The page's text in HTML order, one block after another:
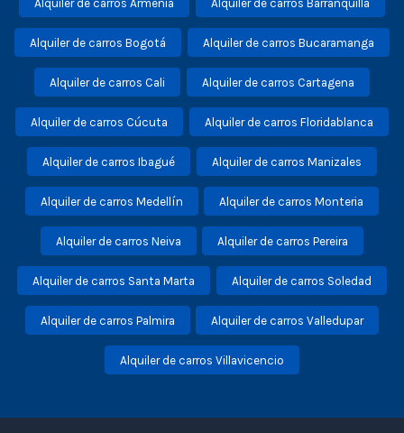
Alquiler de carros Bogotá Alquiler de carros Bucaramanga
Alquiler de carros Cali Alquiler de carros Cartagena
Alquiler de carros Cúcuta Alquiler de carros Floridablanca
Alquiler de carros Ibagué Alquiler de carros Manizales
Alquiler de carros Medellín Alquiler de carros Monteria
Alquiler de carros Neiva Alquiler de carros Pereira
Alquiler de carros Santa Marta Alquiler de carros Soledad
Alquiler de carros Palmira Alquiler de carros Valledupar
Alquiler de carros Villavicencio